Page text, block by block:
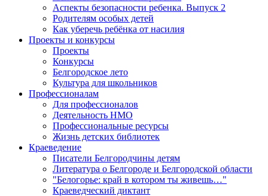
Аспекты безопасности ребенка. Выпуск 2
Родителям особых детей
Как уберечь ребёнка от насилия
Проекты и конкурсы
Проекты
Конкурсы
Белгородское лето
Культура для школьников
Профессионалам
Для профессионалов
Деятельность НМО
Профессиональные ресурсы
Жизнь детских библиотек
Краеведение
Писатели Белгородчины детям
Литература о Белгороде и Белгородской области
"Белогорье: край в котором ты живешь…"
Краеведческий диктант